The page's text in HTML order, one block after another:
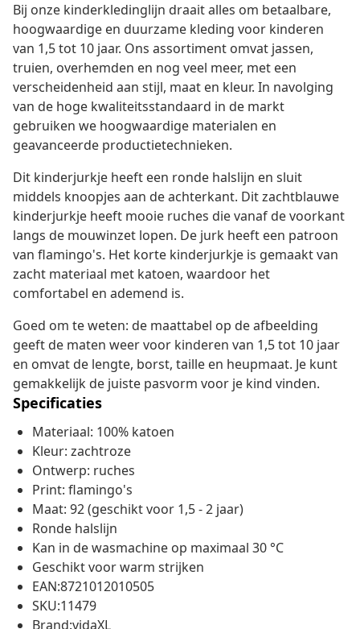
Bij onze kinderkledinglijn draait alles om betaalbare,
hoogwaardige en duurzame kleding voor kinderen
van 1,5 tot 10 jaar. Ons assortiment omvat jassen,
truien, overhemden en nog veel meer, met een
verscheidenheid aan stijl, maat en kleur. In navolging
van de hoge kwaliteitsstandaard in de markt
gebruiken we hoogwaardige materialen en
geavanceerde productietechnieken.
Dit kinderjurkje heeft een ronde halslijn en sluit
middels knoopjes aan de achterkant. Dit zachtblauwe
kinderjurkje heeft mooie ruches die vanaf de voorkant
langs de mouwinzet lopen. De jurk heeft een patroon
van flamingo's. Het korte kinderjurkje is gemaakt van
zacht materiaal met katoen, waardoor het
comfortabel en ademend is.
Goed om te weten: de maattabel op de afbeelding
geeft de maten weer voor kinderen van 1,5 tot 10 jaar
en omvat de lengte, borst, taille en heupmaat. Je kunt
gemakkelijk de juiste pasvorm voor je kind vinden.
Specificaties
Materiaal: 100% katoen
Kleur: zachtroze
Ontwerp: ruches
Print: flamingo's
Maat: 92 (geschikt voor 1,5 - 2 jaar)
Ronde halslijn
Kan in de wasmachine op maximaal 30 °C
Geschikt voor warm strijken
EAN:8721012010505
SKU:11479
Brand:vidaXL